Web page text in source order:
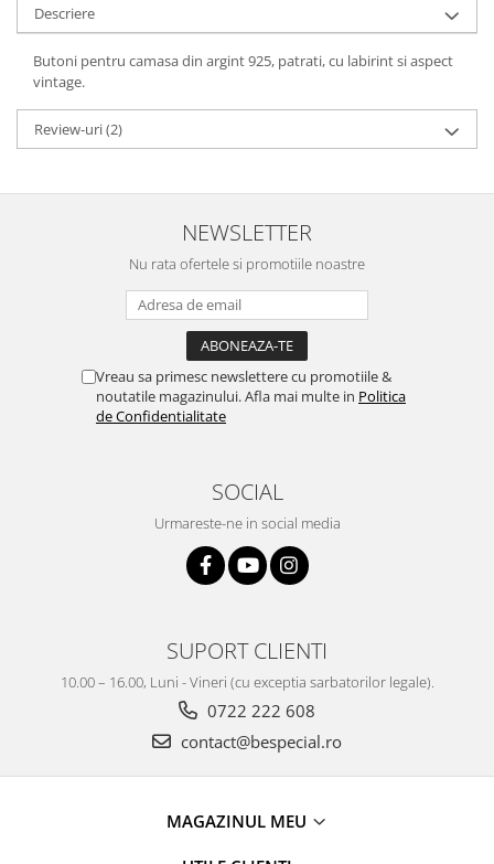
Descriere
Butoni pentru camasa din argint 925, patrati, cu labirint si aspect
vintage.
Review-uri(2)
NEWSLETTER
Nu rata ofertele si promotiile noastre
Vreau sa primesc newslettere cu promotiile &
noutatile magazinului. Afla mai multe in Politica
de Confidentialitate
SOCIAL
Urmareste-ne in social media
SUPORT CLIENTI
10.00 – 16.00, Luni - Vineri (cu exceptia sarbatorilor legale).
0722 222 608
contact@bespecial.ro
MAGAZINUL MEU